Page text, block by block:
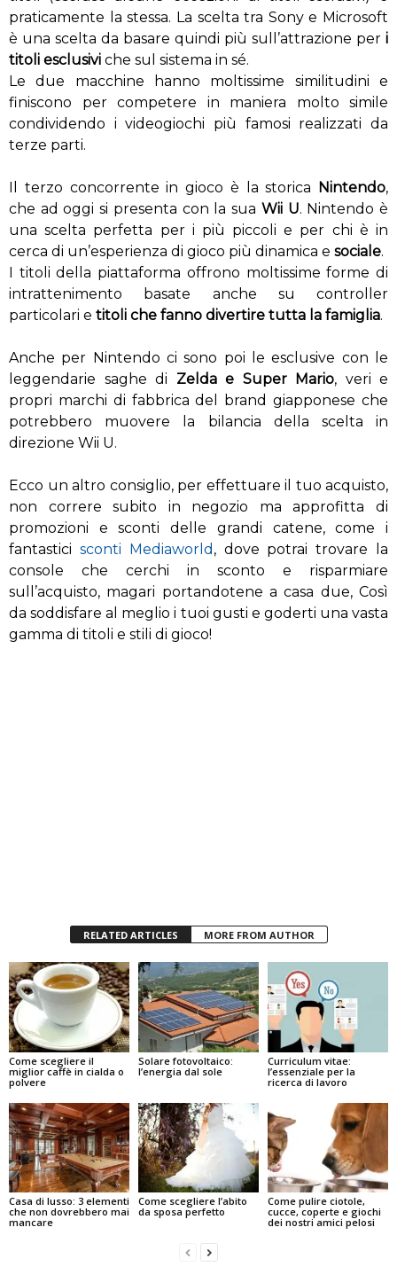
praticamente la stessa. La scelta tra Sony e Microsoft
è una scelta da basare quindi più sull’attrazione per i
titoli esclusivi che sul sistema in sé.
Le due macchine hanno moltissime similitudini e
finiscono per competere in maniera molto simile
condividendo i videogiochi più famosi realizzati da
terze parti.
Il terzo concorrente in gioco è la storica Nintendo,
che ad oggi si presenta con la sua Wii U. Nintendo è
una scelta perfetta per i più piccoli e per chi è in
cerca di un’esperienza di gioco più dinamica e sociale.
I titoli della piattaforma offrono moltissime forme di
intrattenimento basate anche su controller
particolari e titoli che fanno divertire tutta la famiglia.
Anche per Nintendo ci sono poi le esclusive con le
leggendarie saghe di Zelda e Super Mario, veri e
propri marchi di fabbrica del brand giapponese che
potrebbero muovere la bilancia della scelta in
direzione Wii U.
Ecco un altro consiglio, per effettuare il tuo acquisto,
non correre subito in negozio ma approfitta di
promozioni e sconti delle grandi catene, come i
fantastici sconti Mediaworld , dove potrai trovare la
console che cerchi in sconto e risparmiare
sull’acquisto, magari portandotene a casa due, Così
da soddisfare al meglio i tuoi gusti e goderti una vasta
gamma di titoli e stili di gioco!
RELATED ARTICLES MORE FROM AUTHOR
Come scegliere il
miglior caffè in cialda o
polvere
Solare fotovoltaico:
l’energia dal sole
Curriculum vitae:
l’essenziale per la
ricerca di lavoro
Casa di lusso: 3 elementi
che non dovrebbero mai
mancare
Come scegliere l’abito
da sposa perfetto
Come pulire ciotole,
cucce, coperte e giochi
dei nostri amici pelosi